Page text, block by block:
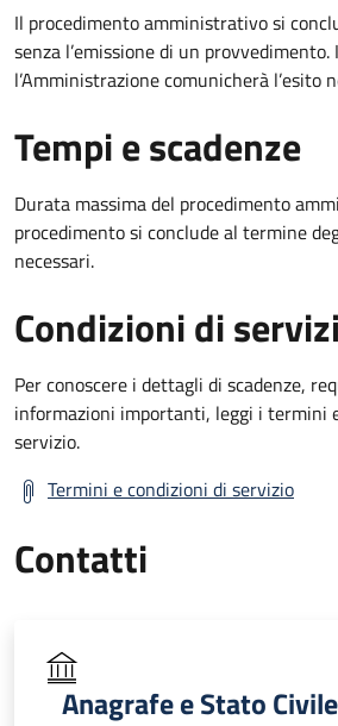
Il procedimento amministrativo si
senza l’emissione di un
l’Amministrazione comunicherà l’esito
Tempi e scadenze
Durata massima del procedimento
procedimento si conclude al termine
necessari.
Condizioni di
Per conoscere i dettagli di scadenze,
informazioni importanti, leggi i termini
servizio.
Termini e condizioni di servizio
Contatti
Anagrafe e Stato Civile